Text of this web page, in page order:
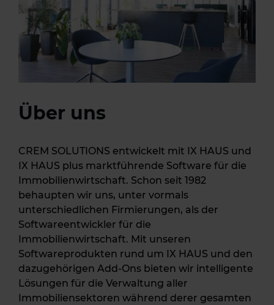
Über uns
CREM SOLUTIONS entwickelt mit IX HAUS und
IX HAUS plus marktführende Software für die
Immobilienwirtschaft. Schon seit 1982
behaupten wir uns, unter vormals
unterschiedlichen Firmierungen, als der
Softwareentwickler für die
Immobilienwirtschaft. Mit unseren
Softwareprodukten rund um IX HAUS und den
dazugehörigen Add-Ons bieten wir intelligente
Lösungen für die Verwaltung aller
Immobiliensektoren während derer gesamten